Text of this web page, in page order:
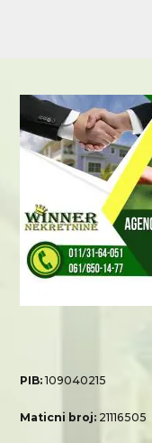
PIB:109040215
Maticni broj: 21116505